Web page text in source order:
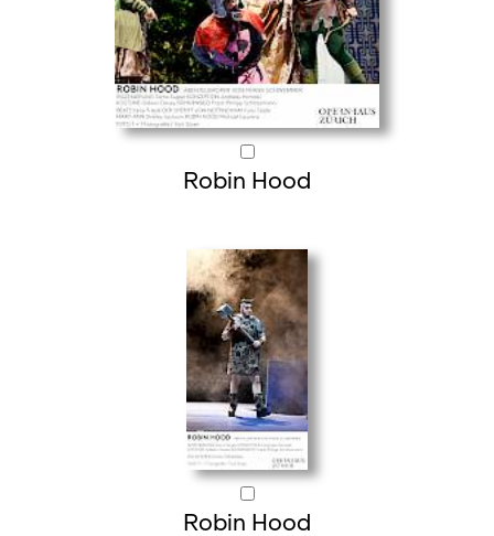
Robin Hood
Robin Hood